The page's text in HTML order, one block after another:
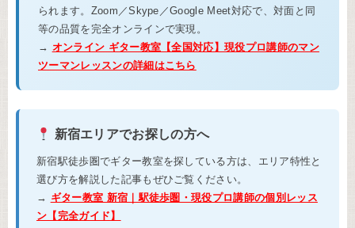
られます。Zoom／Skype／Google Meet対応で、対面と同
等の品質を完全オンラインで実現。
→ オンライン ギター教室【全国対応】現役プロ講師のマン
ツーマンレッスンの詳細はこちら
新宿エリアでお探しの方へ
新宿駅徒歩圏でギター教室を探している方は、エリア特性と
選び方を解説した記事もぜひご覧ください。
→ ギター教室 新宿｜駅徒歩圏・現役プロ講師の個別レッス
ン【完全ガイド】